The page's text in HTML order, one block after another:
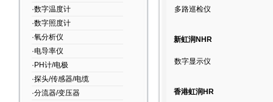
·数字温度计
·数字照度计
·氧分析仪
·电导率仪
·PH计/电极
·探头/传感器/电缆
·分流器/变压器
多路巡检仪
新虹润NHR
数字显示仪
香港虹润HR